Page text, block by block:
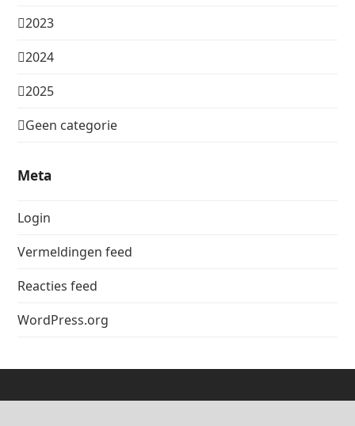
2023
2024
2025
Geen categorie
Meta
Login
Vermeldingen feed
Reacties feed
WordPress.org